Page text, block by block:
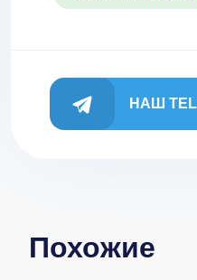
НАШ
Похожие